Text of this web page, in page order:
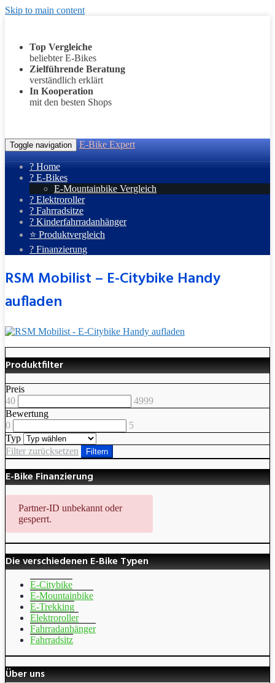
Skip to main content
Top Vergleiche
beliebter E-Bikes
Zielführende Beratung
verständlich erklärt
In Kooperation
mit den besten Shops
Toggle navigation E-Bike Expert
? Home
? E-Bikes
E-Mountainbike Vergleich
? Elektroroller
? Fahrradsitze
? Kinderfahrradanhänger
⭐ Produktvergleich
? Finanzierung
RSM Mobilist – E-Citybike Handy
aufladen
Produktfilter
Preis
40
4999
Bewertung
0
5
Typ
Filter zurücksetzen
Filtern
E-Bike Finanzierung
Partner-ID unbekannt oder
gesperrt.
Die verschiedenen E-Bike Typen
E-Citybike
E-Mountainbike
E-Trekking
Elektroroller
Fahrradanhänger
Fahrradsitz
Über uns